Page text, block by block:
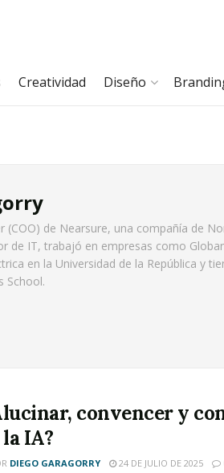
Creatividad Diseño
(COO) de Nearsure, una compañía de
de IT, trabajó en empresas como
en la Universidad de la República y
School.
convencer y
la IA?
DIEGO GARAGORRY 24 DE JULIO DE 2025